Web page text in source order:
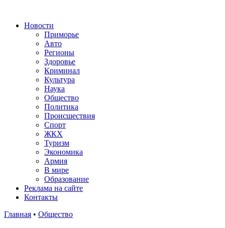
Новости
Приморье
Авто
Регионы
Здоровье
Криминал
Культура
Наука
Общество
Политика
Происшествия
Спорт
ЖКХ
Туризм
Экономика
Армия
В мире
Образование
Реклама на сайте
Контакты
Главная • Общество